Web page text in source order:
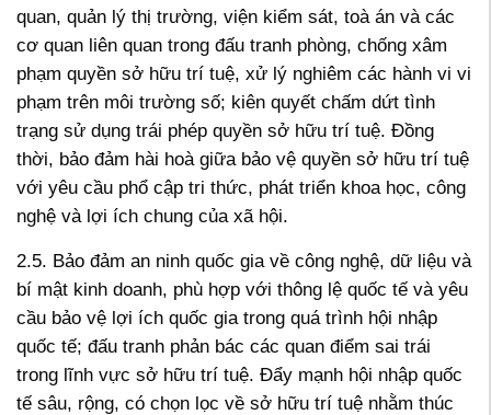
quan, quản lý thị trường, viện kiểm sát, toà án và các
cơ quan liên quan trong đấu tranh phòng, chống xâm
phạm quyền sở hữu trí tuệ, xử lý nghiêm các hành vi vi
phạm trên môi trường số; kiên quyết chấm dứt tình
trạng sử dụng trái phép quyền sở hữu trí tuệ. Đồng
thời, bảo đảm hài hoà giữa bảo vệ quyền sở hữu trí tuệ
với yêu cầu phổ cập tri thức, phát triển khoa học, công
nghệ và lợi ích chung của xã hội.
2.5. Bảo đảm an ninh quốc gia về công nghệ, dữ liệu và
bí mật kinh doanh, phù hợp với thông lệ quốc tế và yêu
cầu bảo vệ lợi ích quốc gia trong quá trình hội nhập
quốc tế; đấu tranh phản bác các quan điểm sai trái
trong lĩnh vực sở hữu trí tuệ. Đẩy mạnh hội nhập quốc
tế sâu, rộng, có chọn lọc về sở hữu trí tuệ nhằm thúc